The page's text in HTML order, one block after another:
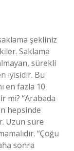
şekliniz
Saklama
sürekli
iyisidir. Bu
en fazla 10
mi? “Arabada
hepsinde
Uzun süre
“Çoğu
sonra